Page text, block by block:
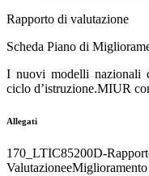
Rapporto di valutazione
Scheda Piano di
I nuovi modelli nazionali
ciclo d’istruzione.MIUR
Allegati
170_LTIC85200D-
ValutazioneeMiglioramento